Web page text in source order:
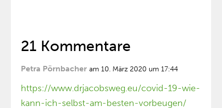
21 Kommentare
Petra Pörnbacher am 10. März 2020 um 17:44
https://www.drjacobsweg.eu/covid-19-wie-
kann-ich-selbst-am-besten-vorbeugen/